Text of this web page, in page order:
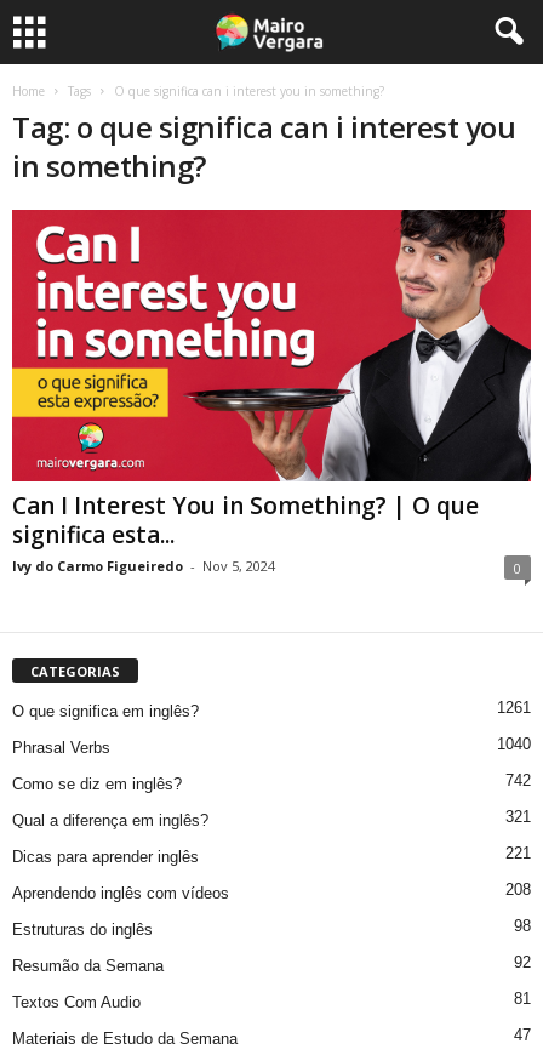
Home Tags O que significa can i interest you in something?
Tag: o que significa can i interest you
in something?
Can I Interest You in Something? | O que
significa esta...
Ivy do Carmo Figueiredo - Nov 5, 2024 0
CATEGORIAS
O que significa em inglês? 1261
Phrasal Verbs 1040
Como se diz em inglês? 742
Qual a diferença em inglês? 321
Dicas para aprender inglês 221
Aprendendo inglês com vídeos 208
Estruturas do inglês 98
Resumão da Semana 92
Textos Com Audio 81
Materiais de Estudo da Semana 47